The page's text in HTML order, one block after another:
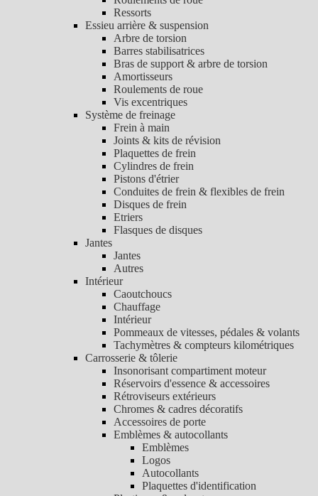
Ressorts
Essieu arrière & suspension
Arbre de torsion
Barres stabilisatrices
Bras de support & arbre de torsion
Amortisseurs
Roulements de roue
Vis excentriques
Système de freinage
Frein à main
Joints & kits de révision
Plaquettes de frein
Cylindres de frein
Pistons d'étrier
Conduites de frein & flexibles de frein
Disques de frein
Etriers
Flasques de disques
Jantes
Jantes
Autres
Intérieur
Caoutchoucs
Chauffage
Intérieur
Pommeaux de vitesses, pédales & volants
Tachymètres & compteurs kilométriques
Carrosserie & tôlerie
Insonorisant compartiment moteur
Réservoirs d'essence & accessoires
Rétroviseurs extérieurs
Chromes & cadres décoratifs
Accessoires de porte
Emblèmes & autocollants
Emblèmes
Logos
Autocollants
Plaquettes d'identification